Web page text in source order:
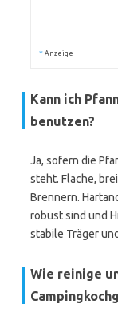
* Anzeige
Kann ich
benutzen?
Ja, sofern die
steht. Flache,
Brennern.
robust sind und
stabile Träger
Wie reinige